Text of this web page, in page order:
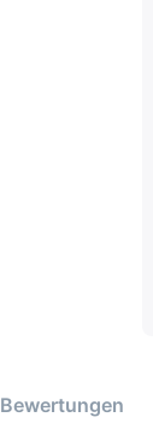
Bewertungen